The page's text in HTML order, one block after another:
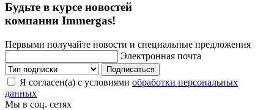
Будьте в курсе новостей
компании Immergas!
Первыми получайте новости и специальные предложения
Электронная почта
Подписаться
Я согласен(а) с условиями обработки персональных
данных
Мы в соц. сетях